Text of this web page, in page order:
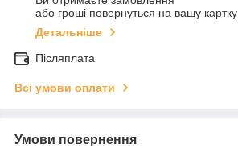
або гроші повернуться на вашу картку
Детальніше
Післяплата
Всі умови оплати
Умови повернення